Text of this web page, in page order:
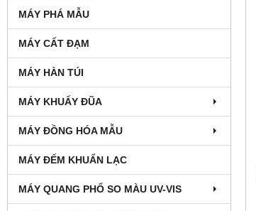
MÁY PHÁ MẪU
MÁY CẤT ĐẠM
MÁY HÀN TÚI
MÁY KHUẤY ĐŨA
MÁY ĐỒNG HÓA MẪU
MÁY ĐẾM KHUẨN LẠC
MÁY QUANG PHỔ SO MÀU UV-VIS